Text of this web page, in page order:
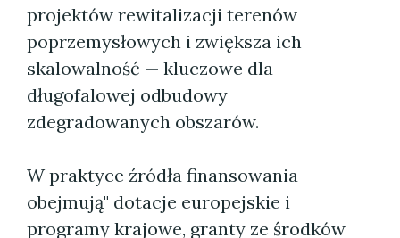
projektów rewitalizacji terenów
poprzemysłowych i zwiększa ich
skalowalność — kluczowe dla
długofalowej odbudowy
zdegradowanych obszarów.
W praktyce źródła finansowania
obejmują" dotacje europejskie i
programy krajowe, granty ze środków